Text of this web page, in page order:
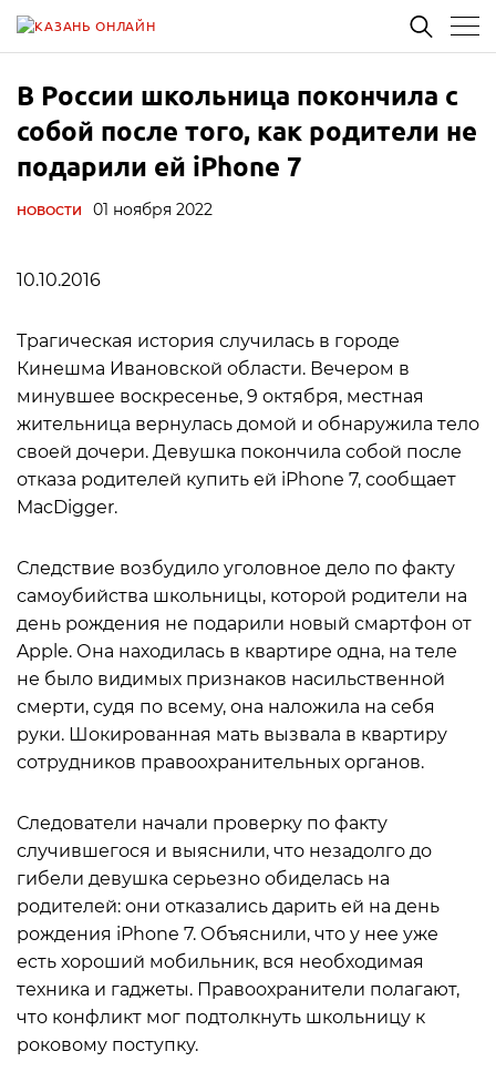
В России школьница покончила с
собой после того, как родители не
подарили ей iPhone 7
НОВОСТИ 01 ноября 2022
10.10.2016
Трагическая история случилась в городе
Кинешма Ивановской области. Вечером в
минувшее воскресенье, 9 октября, местная
жительница вернулась домой и обнаружила тело
своей дочери. Девушка покончила собой после
отказа родителей купить ей iPhone 7, сообщает
MacDigger.
Следствие возбудило уголовное дело по факту
самоубийства школьницы, которой родители на
день рождения не подарили новый смартфон от
Apple. Она находилась в квартире одна, на теле
не было видимых признаков насильственной
смерти, судя по всему, она наложила на себя
руки. Шокированная мать вызвала в квартиру
сотрудников правоохранительных органов.
Следователи начали проверку по факту
случившегося и выяснили, что незадолго до
гибели девушка серьезно обиделась на
родителей: они отказались дарить ей на день
рождения iPhone 7. Объяснили, что у нее уже
есть хороший мобильник, вся необходимая
техника и гаджеты. Правоохранители полагают,
что конфликт мог подтолкнуть школьницу к
роковому поступку.